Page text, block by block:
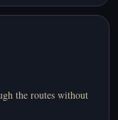
the routes without